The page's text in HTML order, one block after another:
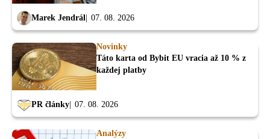
Marek Jendrál 07. 08. 2026
Novinky
Táto karta od Bybit EU vracia až 10 % z
každej platby
PR články 07. 08. 2026
Analýzy